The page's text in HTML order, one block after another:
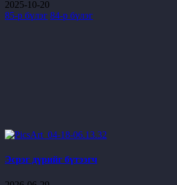
2025-10-20
85-р бүлэг 84-р бүлэг
Эсрэг дүрийг бүтээгч